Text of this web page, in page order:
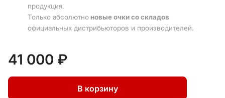
продукция.
Только абсолютно новые очки со складов
официальных дистрибьюторов и производителей.
41 000 ₽
В корзину